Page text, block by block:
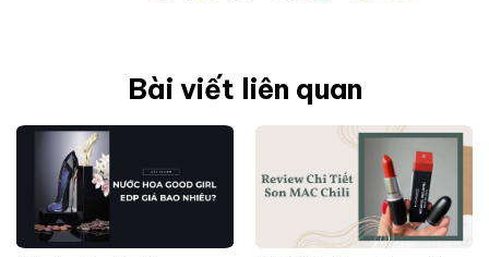
Bài viết liên quan